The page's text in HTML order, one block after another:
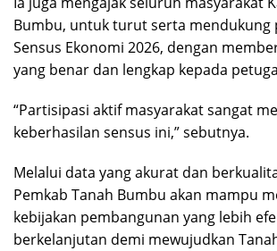
Bumbu, untuk turut serta mendukung
Sensus Ekonomi 2026, dengan
yang benar dan lengkap kepada
“Partisipasi aktif masyarakat sangat
keberhasilan sensus ini,” sebutnya.
Melalui data yang akurat dan
Pemkab Tanah Bumbu akan mampu
kebijakan pembangunan yang lebih
berkelanjutan demi mewujudkan